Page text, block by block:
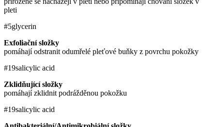
pleti
#5glycerin
Exfoliační složky
pomáhají odstranit odumřelé pleťové buňky z povrchu pokožky
#19salicylic acid
Zklidňující složky
pomáhají zklidnit podrážděnou pokožku
#19salicylic acid